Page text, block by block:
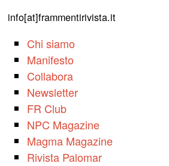
info[at]frammentirivista.it
Chi siamo
Manifesto
Collabora
Newsletter
FR Club
NPC Magazine
Magma Magazine
Rivista Palomar